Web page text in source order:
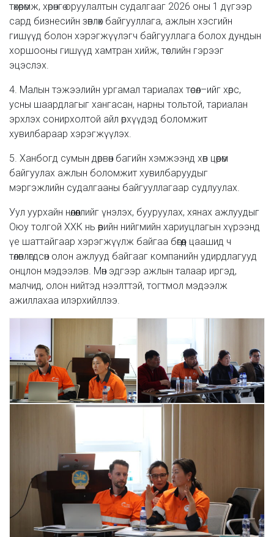
төхөөрөмж, хөрөнгө оруулалтын судалгааг 2026 оны 1 дүгээр
сард бизнесийн зөвлөх байгууллага, ажлын хэсгийн
гишүүд болон хэрэгжүүлэгч байгууллага болох дундын
хоршооны гишүүд хамтран хийж, төслийн гэрээг
эцэслэх.
4. Малын тэжээлийн ургамал тариалах төсөл–ийг хөрс,
усны шаардлагыг хангасан, нарны тольтой, тариалан
эрхлэх сонирхолтой айл өрхүүдэд боломжит
хувилбараар хэрэгжүүлэх.
5. Ханбогд сумын дөрвөн багийн хэмжээнд хөв цөөрөм
байгуулах ажлын боломжит хувилбаруудыг
мэргэжлийн судалгааны байгууллагаар судлуулах.
Уул уурхайн нөлөөллийг үнэлэх, бууруулах, хянах ажлуудыг
Оюу толгой ХХК нь өөрийн нийгмийн хариуцлагын хүрээнд
үе шаттайгаар хэрэгжүүлж байгаа бөгөөд цаашид ч
төлөвлөгдсөн олон ажлууд байгааг компанийн удирдлагууд
онцлон мэдээлэв. Мөн эдгээр ажлын талаар иргэд,
малчид, олон нийтэд нээлттэй, тогтмол мэдээлж
ажиллахаа илэрхийллээ.